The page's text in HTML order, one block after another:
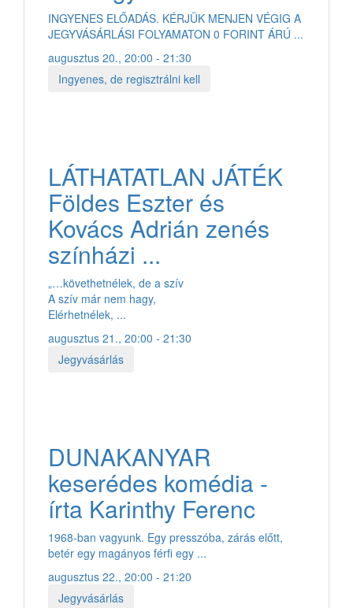
INGYENES ELŐADÁS. KÉRJÜK MENJEN VÉGIG A
JEGYVÁSÁRLÁSI FOLYAMATON 0 FORINT ÁRÚ ...
augusztus 20., 20:00 - 21:30
Ingyenes, de regisztrálni kell
LÁTHATATLAN JÁTÉK
Földes Eszter és
Kovács Adrián zenés
színházi ...
„…követhetnélek, de a szív
A szív már nem hagy,
Elérhetnélek, ...
augusztus 21., 20:00 - 21:30
Jegyvásárlás
DUNAKANYAR
keserédes komédia -
írta Karinthy Ferenc
1968-ban vagyunk. Egy presszóba, zárás előtt,
betér egy magányos férfi egy ...
augusztus 22., 20:00 - 21:20
Jegyvásárlás